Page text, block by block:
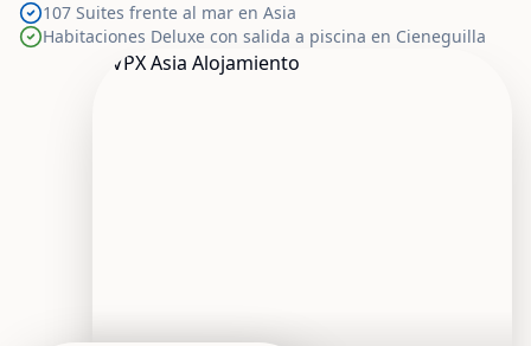
107 Suites frente al mar en Asia
Habitaciones Deluxe con salida a piscina en Cieneguilla